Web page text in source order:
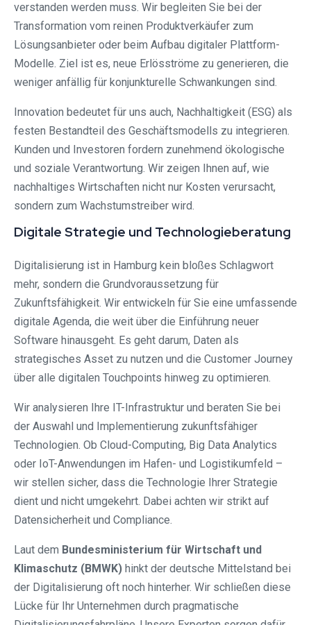
verstanden werden muss. Wir begleiten Sie bei der
Transformation vom reinen Produktverkäufer zum
Lösungsanbieter oder beim Aufbau digitaler Plattform-
Modelle. Ziel ist es, neue Erlösströme zu generieren, die
weniger anfällig für konjunkturelle Schwankungen sind.
Innovation bedeutet für uns auch, Nachhaltigkeit (ESG) als
festen Bestandteil des Geschäftsmodells zu integrieren.
Kunden und Investoren fordern zunehmend ökologische
und soziale Verantwortung. Wir zeigen Ihnen auf, wie
nachhaltiges Wirtschaften nicht nur Kosten verursacht,
sondern zum Wachstumstreiber wird.
Digitale Strategie und Technologieberatung
Digitalisierung ist in Hamburg kein bloßes Schlagwort
mehr, sondern die Grundvoraussetzung für
Zukunftsfähigkeit. Wir entwickeln für Sie eine umfassende
digitale Agenda, die weit über die Einführung neuer
Software hinausgeht. Es geht darum, Daten als
strategisches Asset zu nutzen und die Customer Journey
über alle digitalen Touchpoints hinweg zu optimieren.
Wir analysieren Ihre IT-Infrastruktur und beraten Sie bei
der Auswahl und Implementierung zukunftsfähiger
Technologien. Ob Cloud-Computing, Big Data Analytics
oder IoT-Anwendungen im Hafen- und Logistikumfeld –
wir stellen sicher, dass die Technologie Ihrer Strategie
dient und nicht umgekehrt. Dabei achten wir strikt auf
Datensicherheit und Compliance.
Laut dem Bundesministerium für Wirtschaft und
Klimaschutz (BMWK) hinkt der deutsche Mittelstand bei
der Digitalisierung oft noch hinterher. Wir schließen diese
Lücke für Ihr Unternehmen durch pragmatische